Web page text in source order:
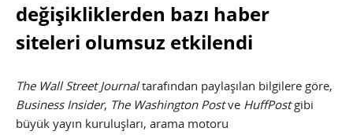
değişikliklerden bazı haber
siteleri olumsuz etkilendi
The Wall Street Journaltarafından paylaşılan bilgilere göre,
Business Insider, The Washington Postve HuffPostgibi
büyük yayın kuruluşları, arama motoru